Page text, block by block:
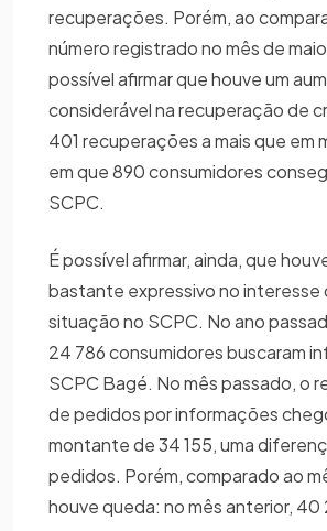
recuperações. Porém, ao
número registrado no mês de
possível afirmar que houve um
considerável na recuperação de
401 recuperações a mais que em
em que 890 consumidores
SCPC.
É possível afirmar, ainda, que
bastante expressivo no interesse
situação no SCPC. No ano
24 786 consumidores buscaram
SCPC Bagé. No mês passado, o
de pedidos por informações
montante de 34 155, uma
pedidos. Porém, comparado ao
houve queda: no mês anterior, 40